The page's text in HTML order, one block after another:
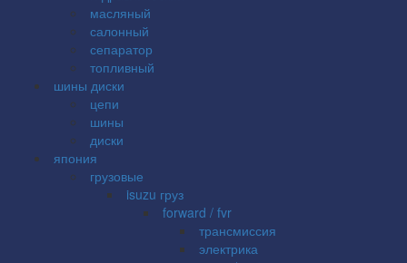
масляный
салонный
сепаратор
топливный
шины диски
цепи
шины
диски
япония
грузовые
isuzu груз
forward / fvr
трансмиссия
электрика